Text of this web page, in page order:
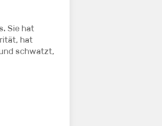
Sie hat
hat
schwatzt,